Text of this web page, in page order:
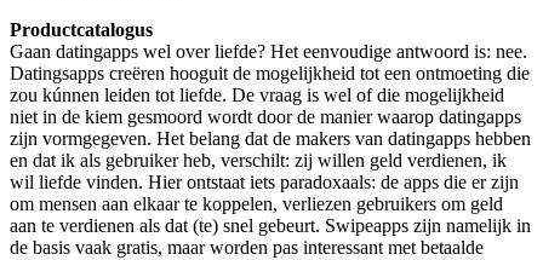
Productcatalogus
Gaan datingapps wel over liefde? Het eenvoudige antwoord is: nee.
Datingsapps creëren hooguit de mogelijkheid tot een ontmoeting die
zou kúnnen leiden tot liefde. De vraag is wel of die mogelijkheid
niet in de kiem gesmoord wordt door de manier waarop datingapps
zijn vormgegeven. Het belang dat de makers van datingapps hebben
en dat ik als gebruiker heb, verschilt: zij willen geld verdienen, ik
wil liefde vinden. Hier ontstaat iets paradoxaals: de apps die er zijn
om mensen aan elkaar te koppelen, verliezen gebruikers om geld
aan te verdienen als dat (te) snel gebeurt. Swipeapps zijn namelijk in
de basis vaak gratis, maar worden pas interessant met betaalde